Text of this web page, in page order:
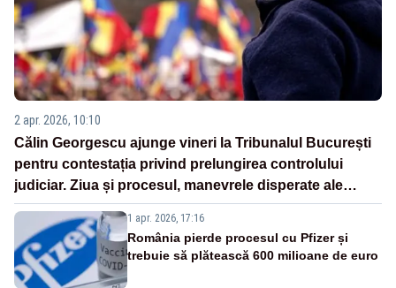
2 apr. 2026, 10:10
Călin Georgescu ajunge vineri la Tribunalul București
pentru contestația privind prelungirea controlului
judiciar. Ziua și procesul, manevrele disperate ale
Sistemului
1 apr. 2026, 17:16
România pierde procesul cu Pfizer și
trebuie să plătească 600 milioane de euro